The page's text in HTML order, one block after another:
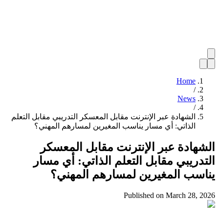
Home
/
News
/
الشهادة عبر الإنترنت مقابل المعسكر التدريبي مقابل التعلم
الذاتي: أي مسار يناسب المغيرين لمسارهم المهني؟
الشهادة عبر الإنترنت مقابل المعسكر
التدريبي مقابل التعلم الذاتي: أي مسار
يناسب المغيرين لمسارهم المهني؟
Published on March 28, 2026